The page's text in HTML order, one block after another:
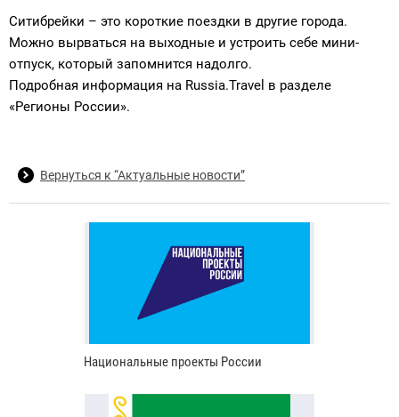
Ситибрейки – это короткие поездки в другие города.
Можно вырваться на выходные и устроить себе мини-
отпуск, который запомнится надолго.
Подробная информация на Russia.Travel в разделе
«Регионы России».
Вернуться к “Актуальные новости”
Национальные проекты России